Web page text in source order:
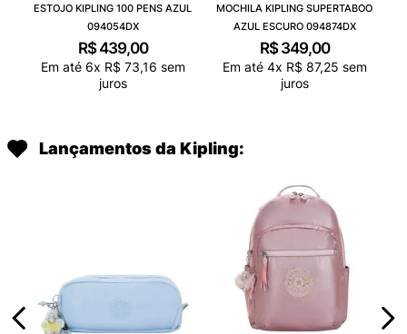
ESTOJO KIPLING 100 PENS AZUL
094054DX
R$439,00
Em até 6x R$ 73,16 sem
juros
MOCHILA KIPLING SUPERTABOO
AZUL ESCURO 094874DX
R$ 349,00
Em até 4x R$ 87,25 sem
juros
Lançamentos da Kipling: